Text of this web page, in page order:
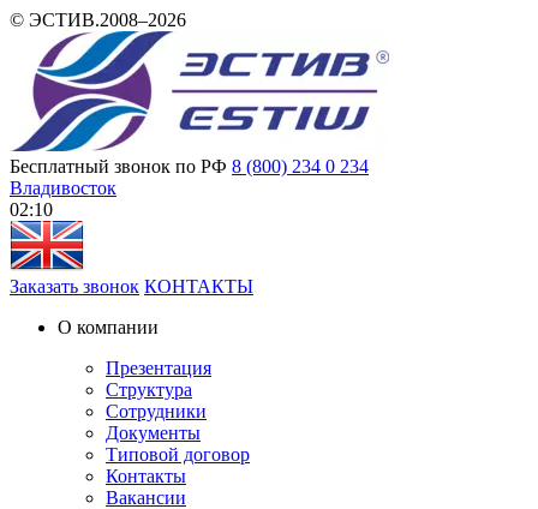
© ЭСТИВ.2008–2026
Бесплатный звонок по РФ 8 (800) 234 0 234
Владивосток
02 10
Заказать звонок КОНТАКТЫ
О компании
Презентация
Структура
Сотрудники
Документы
Типовой договор
Контакты
Вакансии